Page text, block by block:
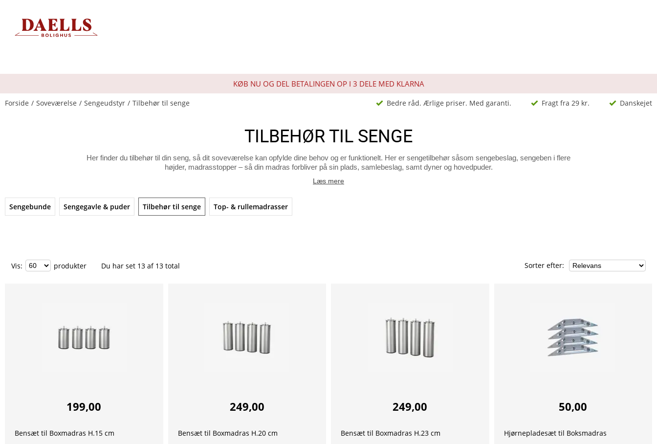
KØB NU OG DEL BETALINGEN OP I 3 DELE MED KLARNA
Forside Soveværelse Sengeudstyr Tilbehør til senge Bedre råd. Ærlige priser. Med garanti. Fragt fra 29 kr. Danskejet
TILBEHØR TIL SENGE
Her finder du tilbehør til din seng, så dit soveværelse kan opfylde dine behov og er funktionelt. Her er sengetilbehør såsom sengebeslag, sengeben i flere
højder, madrasstopper – så din madras forbliver på sin plads, samlebeslag, samt dyner og hovedpuder.
Læs mere
Sengebunde Sengegavle & puder Tilbehør til senge Top- & rullemadrasser
Vis: produkter Du har set 13 af 13 total Sorter efter:
199,00
Bensæt til Boxmadras H.15 cm
249,00
Bensæt til Boxmadras H.20 cm
249,00
Bensæt til Boxmadras H.23 cm
50,00
Hjørnepladesæt til Boksmadras